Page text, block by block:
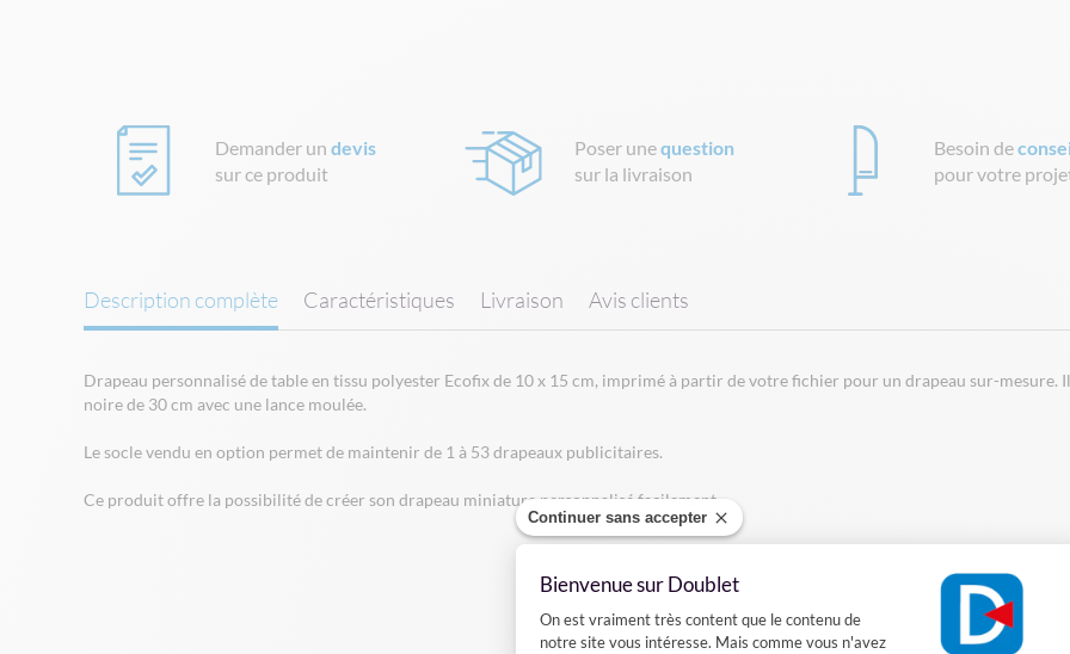
Continuer sans accepter
Bienvenue sur Doublet
Plateforme de Gestion du Consentement
On est vraiment très content que le contenu de
notre site vous intéresse. Mais comme vous n'avez
Demander undevis
sur ce produit
Poser unequestion
sur la livraison
Besoin de
pour votre
Description complète
Drapeau personnalisé de table en tissu polyester Ecofix de 10 x 15 cm, imprimé à partir de votre fichier pour un drapeau sur-mesure.
noire de 30 cm avec une lance moulée.
Le socle vendu en option permet de maintenir de 1 à 53 drapeaux publicitaires.
Ce produit offre la possibilité de créer son drapeau miniature personnalisé facilement.
Caractéristiques Livraison Avis clients
DÉCOUVREZ AUSSI